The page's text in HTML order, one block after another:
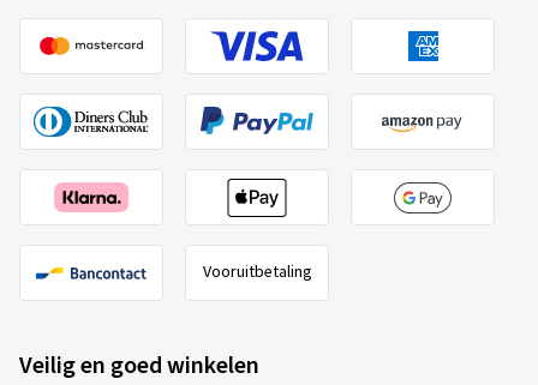
Vooruitbetaling
Veilig en goed winkelen